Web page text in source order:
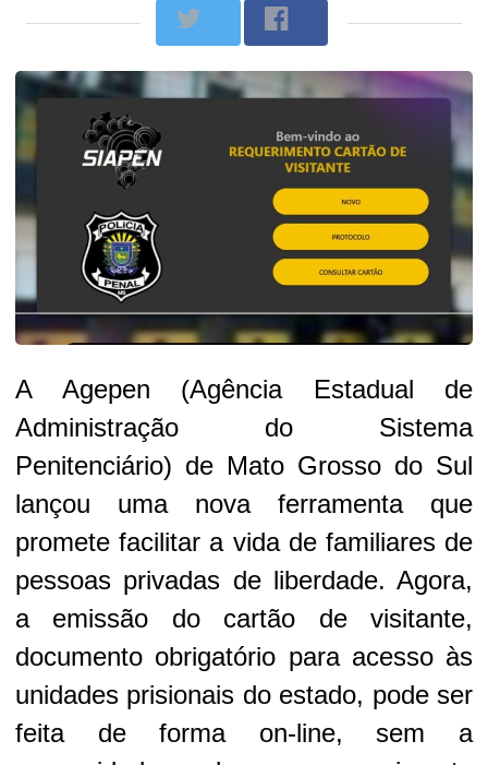
A Agepen (Agência Estadual de
Administração do Sistema
Penitenciário) de Mato Grosso do Sul
lançou uma nova ferramenta que
promete facilitar a vida de familiares de
pessoas privadas de liberdade. Agora,
a emissão do cartão de visitante,
documento obrigatório para acesso às
unidades prisionais do estado, pode ser
feita de forma on-line, sem a